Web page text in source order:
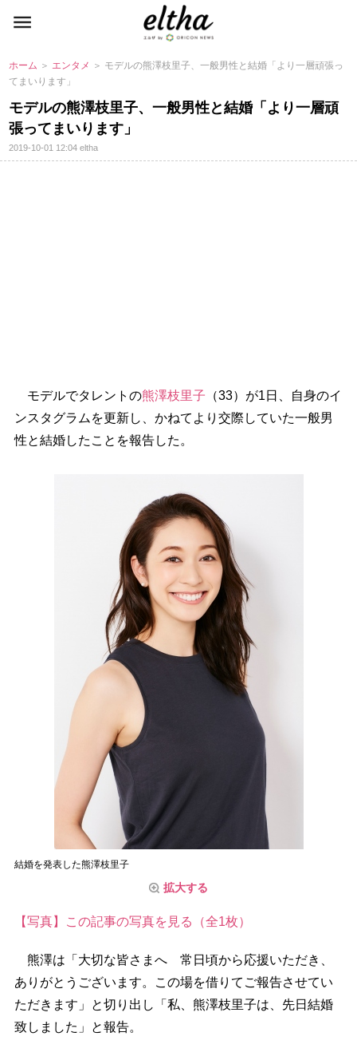
ホーム ＞ エンタメ ＞ モデルの熊澤枝里子、一般男性と結婚「より一層頑張っ
てまいります」
モデルの熊澤枝里子、一般男性と結婚「より一層頑
張ってまいります」
2019-10-01 12:04eltha
モデルでタレントの熊澤枝里子 （33）が1日、自身のイ
ンスタグラムを更新し、かねてより交際していた一般男
性と結婚したことを報告した。
結婚を発表した熊澤枝里子
拡大する
【写真】この記事の写真を見る（全1枚）
熊澤は「大切な皆さまへ 常日頃から応援いただき、
ありがとうございます。この場を借りてご報告させてい
ただきます」と切り出し「私、熊澤枝里子は、先日結婚
致しました」と報告。